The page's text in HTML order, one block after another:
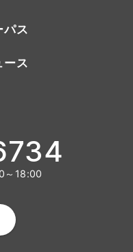
～18:00
パス
ース